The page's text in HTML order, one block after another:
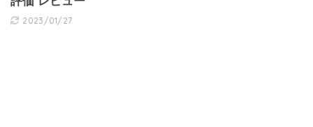
2023/01/27